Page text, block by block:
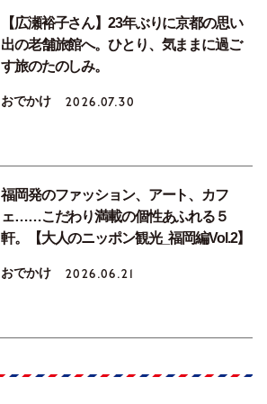
【広瀬裕子さん】23年ぶりに京都の思い
出の老舗旅館へ。ひとり、気ままに過ご
す旅のたのしみ。
おでかけ 2026.07.30
福岡発のファッション、アート、カフ
ェ……こだわり満載の個性あふれる５
軒。【大人のニッポン観光_福岡編Vol.2】
おでかけ 2026.06.21